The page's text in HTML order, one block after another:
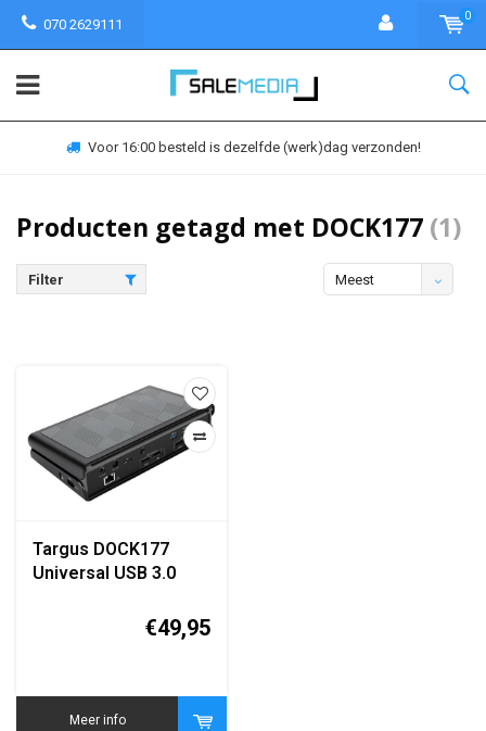
070 2629111
0
Voor 16:00 besteld is dezelfde (werk)dag verzonden!
Producten getagd met DOCK177 (1)
Filter
Meest
Targus DOCK177
Universal USB 3.0
€49,95
Meer info